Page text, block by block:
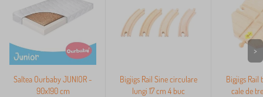
Saltea Ourbaby JUNIOR -
90x190 cm
Bigjigs Rail Sine circulare
lungi 17 cm 4 buc
Bigjigs Rail
cale de
>